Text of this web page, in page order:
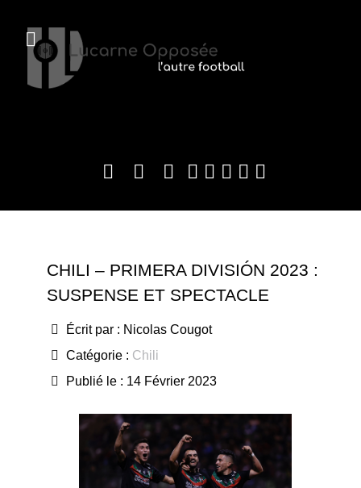
CHILI – PRIMERA DIVISIÓN 2023 :
SUSPENSE ET SPECTACLE
Écrit par : Nicolas Cougot
Catégorie : Chili
Publié le : 14 Février 2023